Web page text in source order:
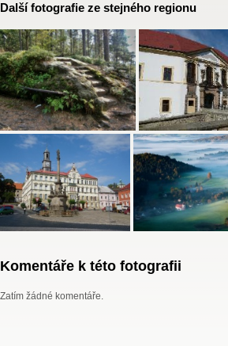
Další fotografie ze stejného regionu
Komentáře k této fotografii
Zatím žádné komentáře.